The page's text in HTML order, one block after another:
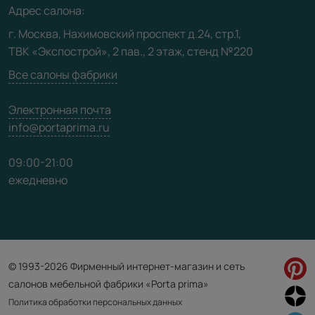
Видео
Карта сайта
Адрес салона:
г. Москва, Нахимовский проспект д.24, стр.1,
ТВК «Экспострой», 2 пав., 2 этаж, стенд №220
Все салоны фабрики
Электронная почта
info@portaprima.ru
09:00-21:00
ежедневно
© 1993-2026 Фирменный интернет-магазин и сеть
салонов мебельной фабрики «Porta prima»
Политика обработки персональных данных